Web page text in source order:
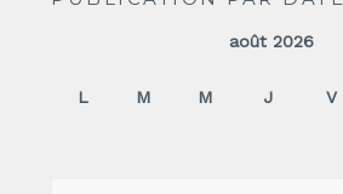
août 2026
L M M J V